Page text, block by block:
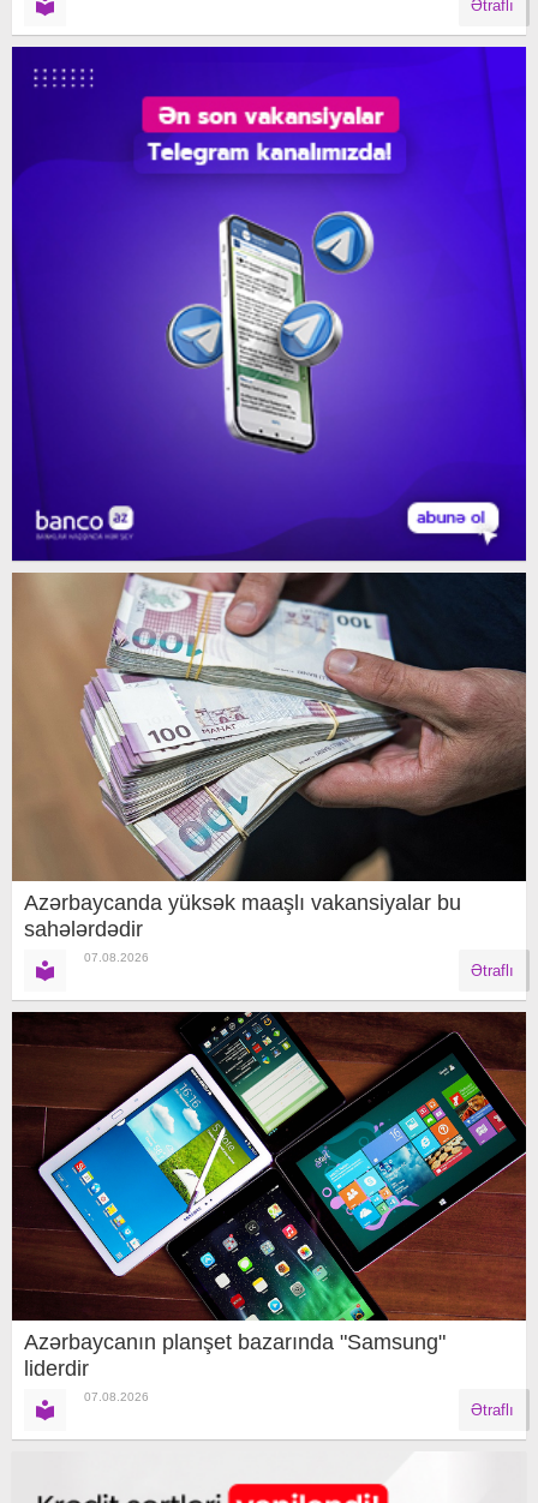
Ətraflı
Azərbaycanda yüksək maaşlı vakansiyalar bu
sahələrdədir
07.08.2026
Ətraflı
Azərbaycanın planşet bazarında "Samsung"
liderdir
07.08.2026
Ətraflı